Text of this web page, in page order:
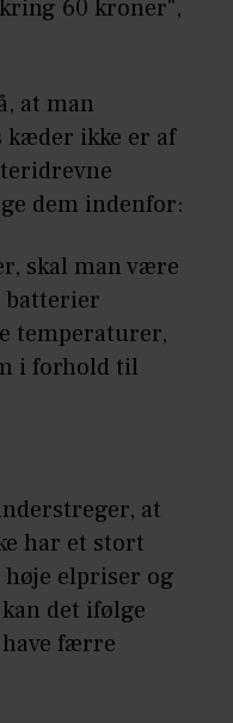
60 kroner",
at man
ikke er af
dem indenfor:
skal man være
batterier
temperaturer,
i forhold til
at
har et stort
elpriser og
det ifølge
færre